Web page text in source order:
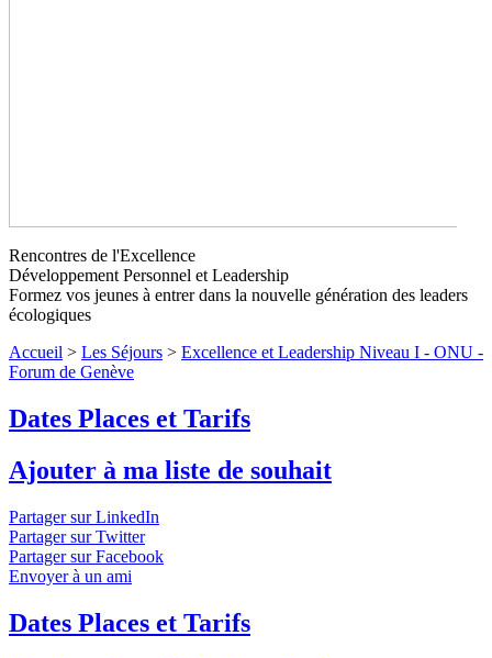
Excellence et Leadership Niveau I -
ONU - Forum de Genève
Genève à l'ONU ! Un séjour de Développement personnel à la
carte, pour découvrir la vie et le travail en équipe.
Rencontres de l'Excellence
Développement Personnel et Leadership
Formez vos jeunes à entrer dans la nouvelle génération des leaders
écologiques
Accueil > Les Séjours > Excellence et Leadership Niveau I - ONU -
Forum de Genève
Dates Places et Tarifs
Ajouter à ma liste de souhait
Partager sur LinkedIn
Partager sur Twitter
Partager sur Facebook
Envoyer à un ami
Dates Places et Tarifs